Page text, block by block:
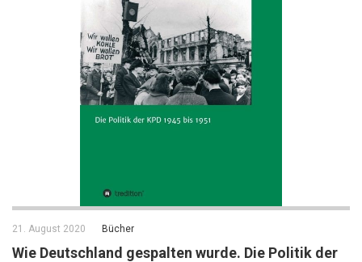
21. August 2020 Bücher
Wie Deutschland gespalten wurde. Die Politik der